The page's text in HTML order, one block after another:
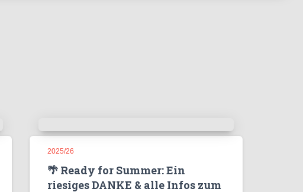
2025/26
🌴 Ready for Summer: Ein
riesiges DANKE & alle Infos zum